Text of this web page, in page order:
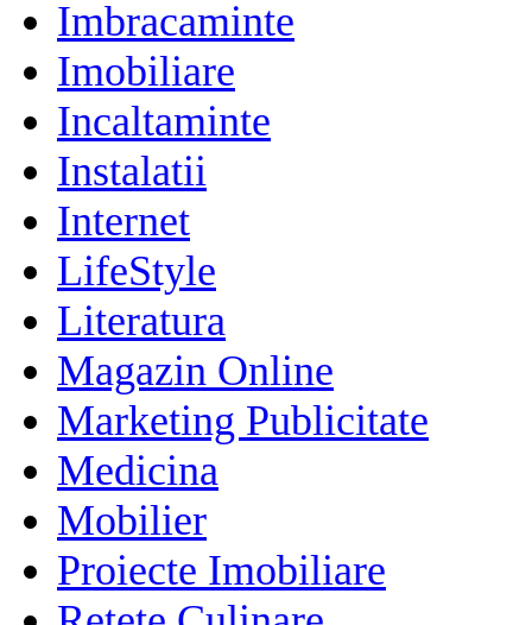
Imbracaminte
Imobiliare
Incaltaminte
Instalatii
Internet
LifeStyle
Literatura
Magazin Online
Marketing Publicitate
Medicina
Mobilier
Proiecte Imobiliare